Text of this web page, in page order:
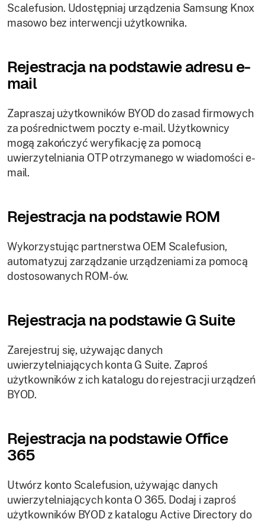
Scalefusion. Udostępniaj urządzenia Samsung Knox
masowo bez interwencji użytkownika.
Rejestracja na podstawie adresu e-
mail
Zapraszaj użytkowników BYOD do zasad firmowych
za pośrednictwem poczty e-mail. Użytkownicy
mogą zakończyć weryfikację za pomocą
uwierzytelniania OTP otrzymanego w wiadomości e-
mail.
Rejestracja na podstawie ROM
Wykorzystując partnerstwa OEM Scalefusion,
automatyzuj zarządzanie urządzeniami za pomocą
dostosowanych ROM-ów.
Rejestracja na podstawie G Suite
Zarejestruj się, używając danych
uwierzytelniających konta G Suite. Zaproś
użytkowników z ich katalogu do rejestracji urządzeń
BYOD.
Rejestracja na podstawie Office
365
Utwórz konto Scalefusion, używając danych
uwierzytelniających konta O 365. Dodaj i zaproś
użytkowników BYOD z katalogu Active Directory do